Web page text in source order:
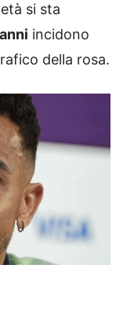
si sta
incidono
della rosa.